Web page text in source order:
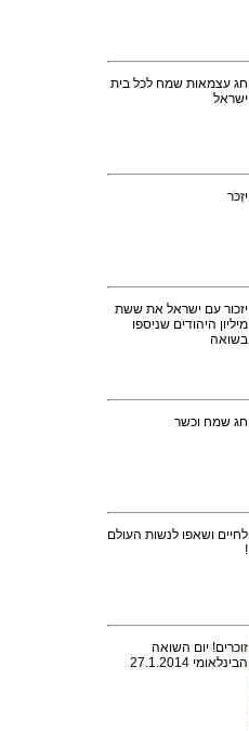
חג עצמאות שמח לכל בית
ישראל
יִזְכֹּר
יזכור עם ישראל את ששת
מיליון היהודים שניספו
בשואה
חג שמח וכשר
לחיים ושאפו לנשות העולם
!
זוכרים! יום השואה
הבינלאומי 27.1.2014